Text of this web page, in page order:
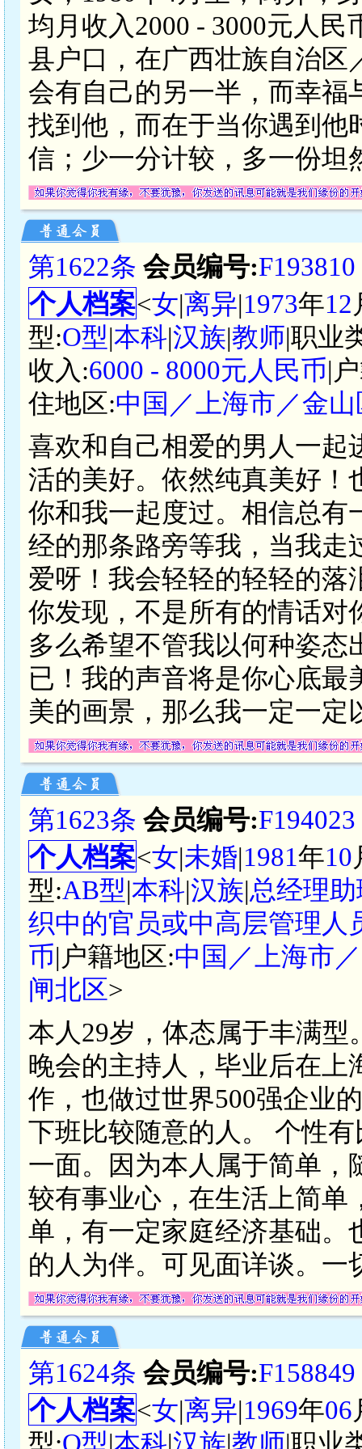
均月收入2000 - 3000元人
县户口，在广西壮族自治区
会有自己的另一半，而幸福
找到他，而在于当你遇到他
信；少一分计较，多一份坦
第1622条 会员编号:F193810
个人档案<女|离异|1973年12
型:O型|本科|汉族|教师|职业
收入:6000 - 8000元人民币|
住地区:中国／上海市／金山
喜欢和自己相爱的男人一起
活的美好。依然纯真美好！
你和我一起度过。相信总有
经的那条路旁等我，当我走
爱呀！我会轻轻的轻轻的落
你发现，不是所有的情话对
多么希望不管我以何种姿
已！我的声音将是你心底
美的画景，那么我一定一
第1623条 会员编号:F194023
个人档案<女|未婚|1981年10
型:AB型|本科|汉族|总经理
织中的官员或中高层管理人
币|户籍地区:中国／上海市
闸北区>
本人29岁，体态属于丰满
晚会的主持人，毕业后在
作，也做过世界500强企业
下班比较随意的人。 个性
一面。因为本人属于简单，
较有事业心，在生活上简单
单，有一定家庭经济基础。
的人为伴。可见面详谈。一
第1624条 会员编号:F158849
个人档案<女|离异|1969年06
型:O型|本科|汉族|教师|职业